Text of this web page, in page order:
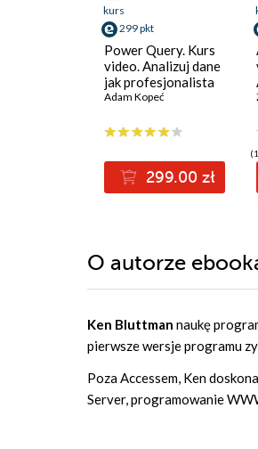
kurs
299 pkt
Power Query. Kurs
video. Analizuj dane
jak profesjonalista
Adam Kopeć
299.00 zł
O autorze
Ken Bluttman naukę
pierwsze wersje programu
Poza Accessem, Ken
Server, programowanie